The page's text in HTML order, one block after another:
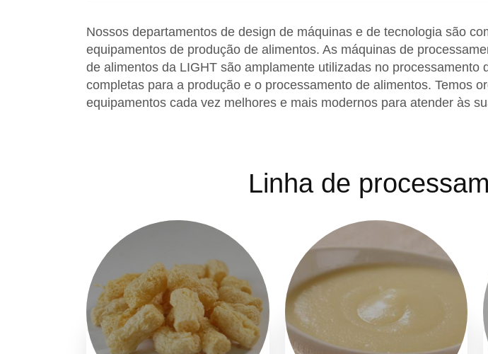
Nossos departamentos de design de máquinas e de tecnologia são
equipamentos de produção de alimentos. As máquinas de
de alimentos da LIGHT são amplamente utilizadas no
completas para a produção e o processamento de alimentos. Temos
equipamentos cada vez melhores e mais modernos para atender às
Linha de